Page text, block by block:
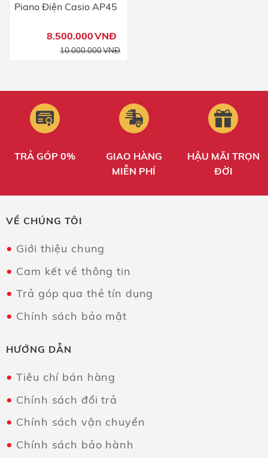
Piano Điện Casio AP45
10.000.000VNĐ
8.500.000VNĐ
TRẢ GÓP 0%
GIAO HÀNG
MIỄN PHÍ
HẬU MÃI TRỌN
ĐỜI
VỀ CHÚNG TÔI
Giới thiệu chung
Cam kết về thông tin
Trả góp qua thẻ tín dụng
Chính sách bảo mật
HƯỚNG DẪN
Tiêu chí bán hàng
Chính sách đổi trả
Chính sách vận chuyển
Chính sách bảo hành